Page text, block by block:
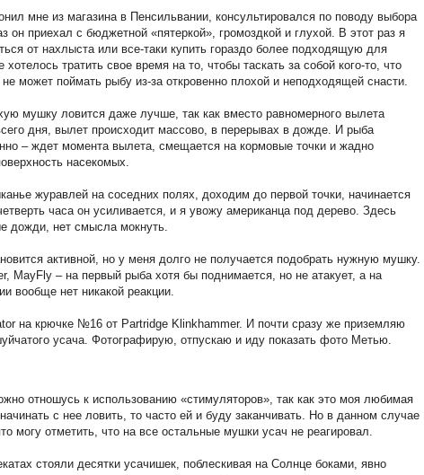
мне из магазина в Пенсильвании, консультировался по поводу выбора
он приехал с бюджетной «пятеркой», громоздкой и глухой. В этот раз я
от нахлыста или все-таки купить гораздо более подходящую для
тратить свое время на то, чтобы таскать за собой кого-то, что
не может поймать рыбу из-за откровенно плохой и неподходящей снасти.
мушку ловится даже лучше, так как вместо равномерного вылета
дня, вылет происходит массово, в перерывах в дожде. И рыба
– ждет момента вылета, смещается на кормовые точки и жадно
насекомых.
журавлей на соседних полях, доходим до первой точки, начинается
часа он усиливается, и я увожу американца под дерево. Здесь
дожди, нет смысла мокнуть.
активной, но у меня долго не получается подобрать нужную мушку.
MayFly – на первый рыба хотя бы поднимается, но не атакует, а на
вообще нет никакой реакции.
на крючке №16 от Partridge Klinkhammer. И почти сразу же приземляю
усача. Фотографирую, отпускаю и иду показать фото Метью.
отношусь к использованию «стимуляторов», так как это моя любимая
с нее ловить, то часто ей и буду заканчивать. Но в данном случае
могу отметить, что на все остальные мушки усач не реагировал.
стояли десятки усачишек, поблескивая на Солнце боками, явно